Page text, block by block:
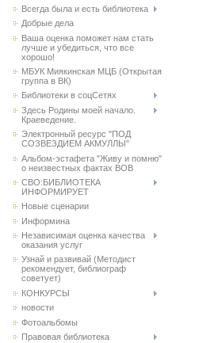
Всегда была и есть библиотека
Добрые дела
Ваша оценка поможет нам стать
лучше и убедиться, что все
хорошо!
МБУК Миякинская МЦБ (Открытая
группа в ВК)
Библиотеки в соцСетях
Здесь Родины моей начало.
Краеведение.
Электронный ресурс "ПОД
СОЗВЕЗДИЕМ АКМУЛЛЫ"
Альбом-эстафета "Живу и помню"
о неизвестных фактах ВОВ
СВО:БИБЛИОТЕКА
ИНФОРМИРУЕТ
Новые сценарии
Информина
Независимая оценка качества
оказания услуг
Узнай и развивай (Методист
рекомендует, библиограф
советует)
КОНКУРСЫ
новости
Фотоальбомы
Правовая библиотека